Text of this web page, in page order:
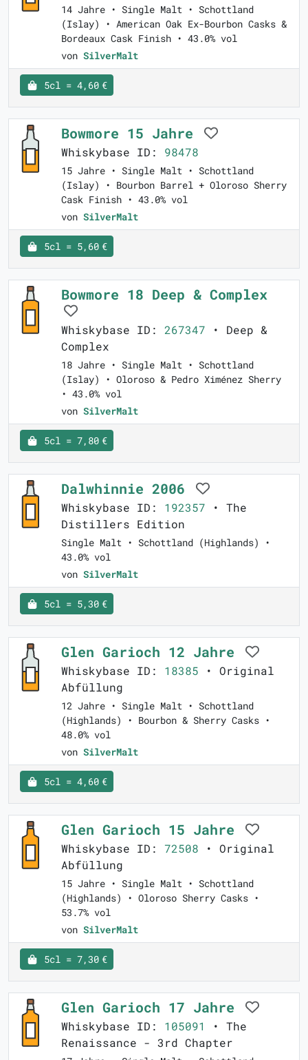
14 Jahre • Single Malt • Schottland
(Islay) • American Oak Ex-Bourbon Casks &
Bordeaux Cask Finish • 43.0% vol
von SilverMalt
5cl = 4,60 €
Bowmore 15 Jahre
Whiskybase ID: 98478
15 Jahre • Single Malt • Schottland
(Islay) • Bourbon Barrel + Oloroso Sherry
Cask Finish • 43.0% vol
von SilverMalt
5cl = 5,60 €
Bowmore 18 Deep & Complex
Whiskybase ID: 267347 • Deep &
Complex
18 Jahre • Single Malt • Schottland
(Islay) • Oloroso & Pedro Ximénez Sherry
• 43.0% vol
von SilverMalt
5cl = 7,80 €
Dalwhinnie 2006
Whiskybase ID: 192357 • The
Distillers Edition
Single Malt • Schottland (Highlands) •
43.0% vol
von SilverMalt
5cl = 5,30 €
Glen Garioch 12 Jahre
Whiskybase ID: 18385 • Original
Abfüllung
12 Jahre • Single Malt • Schottland
(Highlands) • Bourbon & Sherry Casks •
48.0% vol
von SilverMalt
5cl = 4,60 €
Glen Garioch 15 Jahre
Whiskybase ID: 72508 • Original
Abfüllung
15 Jahre • Single Malt • Schottland
(Highlands) • Oloroso Sherry Casks •
53.7% vol
von SilverMalt
5cl = 7,30 €
Glen Garioch 17 Jahre
Whiskybase ID: 105091
• The
Renaissance - 3rd Chapter